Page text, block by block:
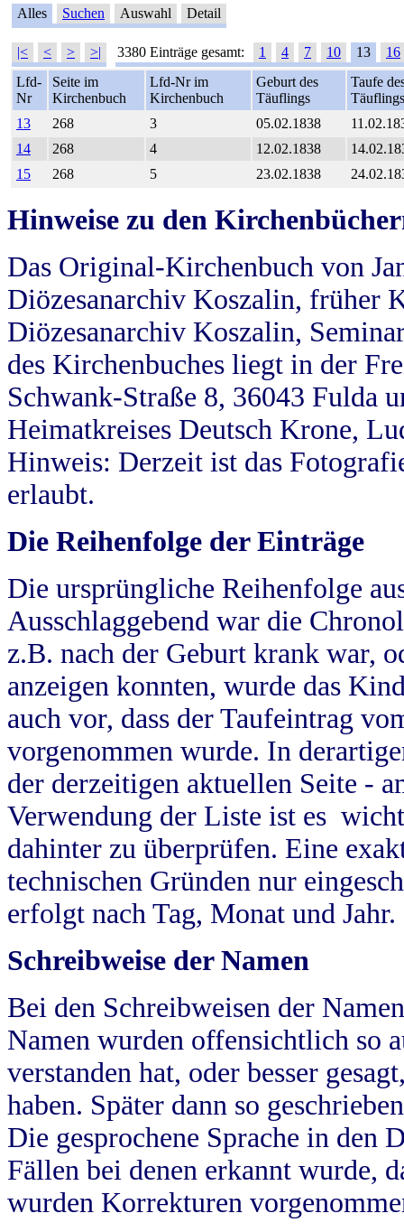
Alles Suchen Auswahl Detail
|< < > >| 3380 Einträge gesamt: 1 4 7 10 13
16
Lfd-
Nr
Seite im
Kirchenbuch
Lfd-Nr im
Kirchenbuch
Geburt des
Täuflings
Taufe
Täuflings
13
268 3 05.02.1838
14
268 4 12.02.1838
15
268 5 23.02.1838
Hinweise zu den
Das Original-Kirchenbuch von
Diözesanarchiv Koszalin, früher
Diözesanarchiv Koszalin,
des Kirchenbuches liegt in der
Schwank-Straße 8, 36043 Fulda
Heimatkreises Deutsch Krone,
Hinweis: Derzeit ist das
erlaubt.
Die Reihenfolge der Einträge
Die ursprüngliche Reihenfolge
Ausschlaggebend war die
z.B. nach der Geburt krank war,
anzeigen konnten, wurde das
auch vor, dass der Taufeintrag
vorgenommen wurde. In
der derzeitigen aktuellen Seite -
Verwendung der Liste ist es
dahinter zu überprüfen. Eine
technischen Gründen nur
erfolgt nach Tag, Monat und Jahr.
Schreibweise der Namen
Bei den Schreibweisen der
Namen wurden offensichtlich so
verstanden hat, oder besser
haben. Später dann so
Die gesprochene Sprache in
Fällen bei denen erkannt wurde,
wurden Korrekturen